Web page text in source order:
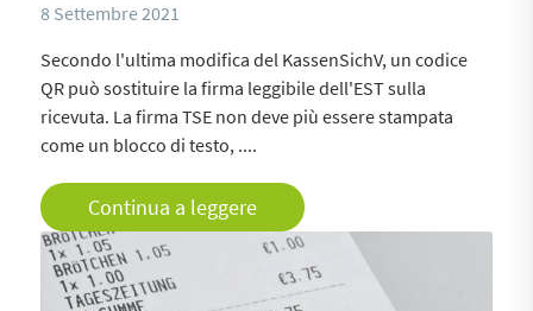
8 Settembre 2021
Secondo l'ultima modifica del KassenSichV, un codice
QR può sostituire la firma leggibile dell'EST sulla
ricevuta. La firma TSE non deve più essere stampata
come un blocco di testo, ....
Continua a leggere